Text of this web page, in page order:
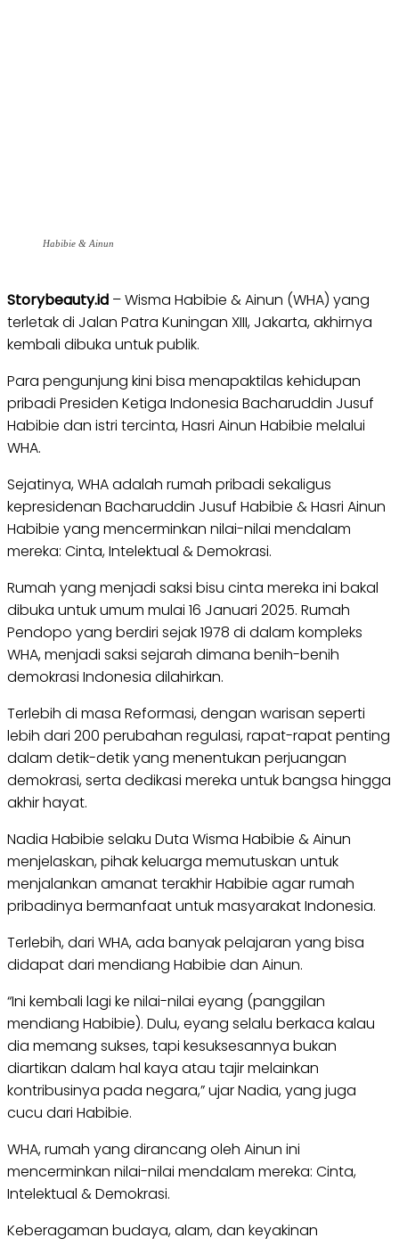
Habibie & Ainun
Storybeauty.id – Wisma Habibie & Ainun (WHA) yang
terletak di Jalan Patra Kuningan XIII, Jakarta, akhirnya
kembali dibuka untuk publik.
Para pengunjung kini bisa menapaktilas kehidupan
pribadi Presiden Ketiga Indonesia Bacharuddin Jusuf
Habibie dan istri tercinta, Hasri Ainun Habibie melalui
WHA.
Sejatinya, WHA adalah rumah pribadi sekaligus
kepresidenan Bacharuddin Jusuf Habibie & Hasri Ainun
Habibie yang mencerminkan nilai-nilai mendalam
mereka: Cinta, Intelektual & Demokrasi.
Rumah yang menjadi saksi bisu cinta mereka ini bakal
dibuka untuk umum mulai 16 Januari 2025. Rumah
Pendopo yang berdiri sejak 1978 di dalam kompleks
WHA, menjadi saksi sejarah dimana benih-benih
demokrasi Indonesia dilahirkan.
Terlebih di masa Reformasi, dengan warisan seperti
lebih dari 200 perubahan regulasi, rapat-rapat penting
dalam detik-detik yang menentukan perjuangan
demokrasi, serta dedikasi mereka untuk bangsa hingga
akhir hayat.
Nadia Habibie selaku Duta Wisma Habibie & Ainun
menjelaskan, pihak keluarga memutuskan untuk
menjalankan amanat terakhir Habibie agar rumah
pribadinya bermanfaat untuk masyarakat Indonesia.
Terlebih, dari WHA, ada banyak pelajaran yang bisa
didapat dari mendiang Habibie dan Ainun.
“Ini kembali lagi ke nilai-nilai eyang (panggilan
mendiang Habibie). Dulu, eyang selalu berkaca kalau
dia memang sukses, tapi kesuksesannya bukan
diartikan dalam hal kaya atau tajir melainkan
kontribusinya pada negara,” ujar Nadia, yang juga
cucu dari Habibie.
WHA, rumah yang dirancang oleh Ainun ini
mencerminkan nilai-nilai mendalam mereka: Cinta,
Intelektual & Demokrasi.
Keberagaman budaya, alam, dan keyakinan